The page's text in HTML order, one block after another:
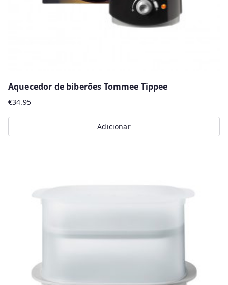
Aquecedor de biberões Tommee Tippee
€34.95
Adicionar